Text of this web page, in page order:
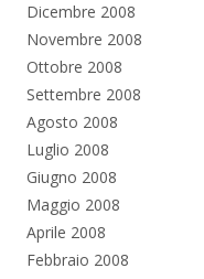
Dicembre 2008
Novembre 2008
Ottobre 2008
Settembre 2008
Agosto 2008
Luglio 2008
Giugno 2008
Maggio 2008
Aprile 2008
Febbraio 2008